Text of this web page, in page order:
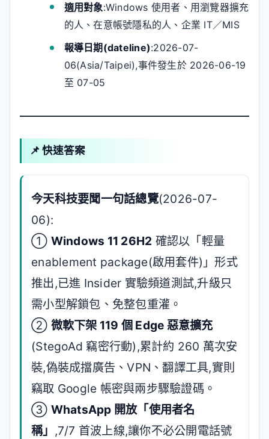
適用對象:Windows 使用者、用瀏覽器擴充
的人、在意帳號隱私的人、企業 IT／MIS
報導日期(dateline):2026-07-
06(Asia/Taipei),事件發生於 2026-06-19
至 07-05
📌 快速答案
今天科技要聞一句話總覽(2026-07-
06):
① Windows 11 26H2 確認以「輕量
enablement package(啟用套件)」形式
推出,已進 Insider 實驗頻道測試,升級只
需小型解鎖包、免整包重灌。
② 微軟下架 119 個 Edge 惡意擴充
(StegoAd 竊密行動),累計約 260 萬次安
裝,偽裝成擋廣告、VPN、翻譯工具,實則
竊取 Google 帳密與兩步驟驗證碼。
③ WhatsApp 開放「使用者名
稱」 ,7/7 首波上線,讓你不必公開電話號